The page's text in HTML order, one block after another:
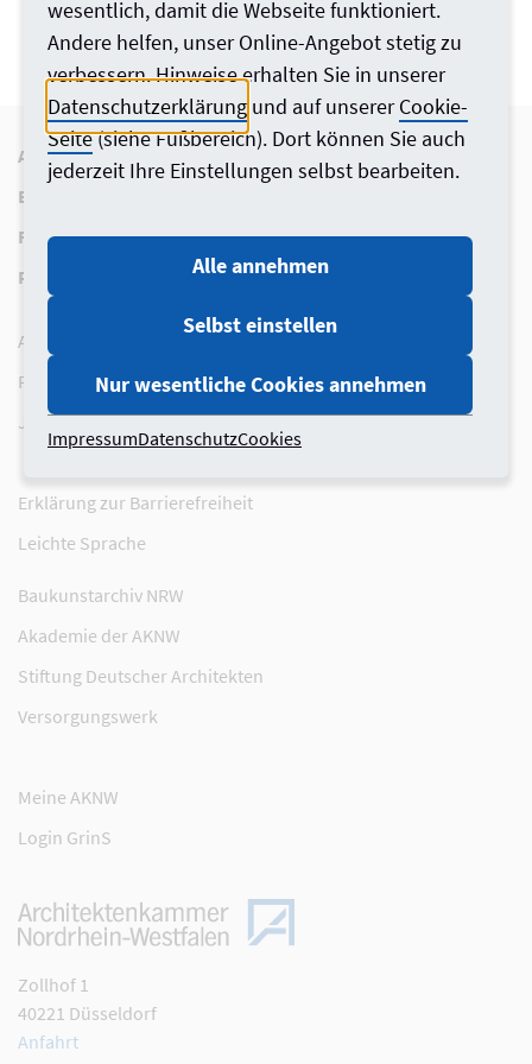
Aktuelles
Baukultur
Recht
Über uns
Presse
Architektensuche
Fort- und Weiterbildung
Jobbörse
Erklärung zur Barrierefreiheit
Leichte Sprache
Baukunstarchiv NRW
Akademie der AKNW
Stiftung Deutscher Architekten
Versorgungswerk
Meine AKNW
Login GrinS
Zollhof 1
40221 Düsseldorf
Anfahrt
wesentlich, damit die Webseite funktioniert.
Andere helfen, unser Online-Angebot stetig zu
verbessern. Hinweise erhalten Sie in unserer
Datenschutzerklärung und auf unsererCookie-
Seite(siehe Fußbereich). Dort können Sie auch
jederzeit Ihre Einstellungen selbst bearbeiten.
Alle annehmen
Selbst einstellen
Nur wesentliche Cookies annehmen
ImpressumDatenschutzCookies